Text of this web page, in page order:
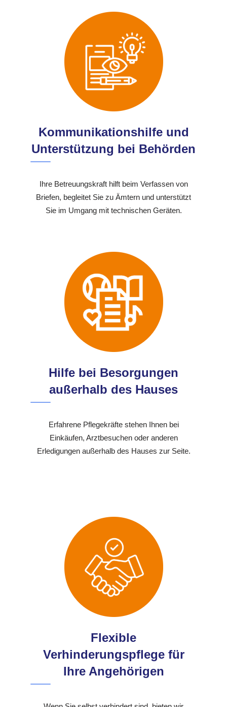
Kommunikationshilfe und
Unterstützung bei Behörden
Ihre Betreuungskraft hilft beim Verfassen von
Briefen, begleitet Sie zu Ämtern und unterstützt
Sie im Umgang mit technischen Geräten.
Hilfe bei Besorgungen
außerhalb des Hauses
Erfahrene Pflegekräfte stehen Ihnen bei
Einkäufen, Arztbesuchen oder anderen
Erledigungen außerhalb des Hauses zur Seite.
Flexible
Verhinderungspflege für
Ihre Angehörigen